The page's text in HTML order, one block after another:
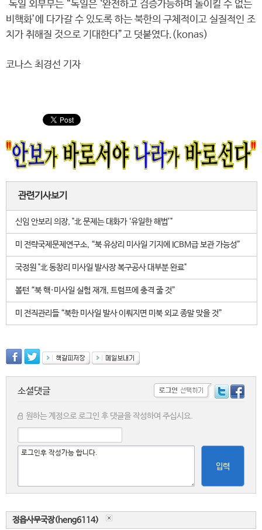
독일 외부무는 “독일은 ‘완전하고 검증가능하며 돌이킬 수 없는
비핵화’에 다가갈 수 있도록 하는 북한의 구체적이고 실질적인 조
치가 취해질 것으로 기대한다”고 덧붙였다.(konas)
코나스 최경선 기자
관련기사보기
신임 안보리 의장, "北 문제는 대화가 ‘유일한 해법’"
미 전략국제문제연구소, “북 유상리 미사일 기지에 ICBM급 보관 가능성”
국정원 "北 동창리 미사일 발사장 복구공사 대부분 완료"
볼턴 “북 핵·미사일 실험 재개, 트럼프에 충격 줄 것”
미 전직관리들 “북한 미사일 발사 이뤄지면 미북 외교 종말 맞을 것”
소셜댓글
원하는 계정으로 로그인 후 댓글을 작성하여 주십시요.
입력
정읍사무국장(heng6114)